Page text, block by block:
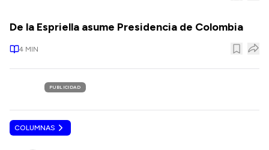
De la Espriella asume Presidencia de Colombia
4 MIN
PUBLICIDAD
COLUMNAS